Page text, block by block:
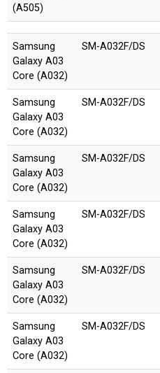
(A505)
Samsung
Galaxy A03
Core (A032)
SM-A032F/DS
Samsung
Galaxy A03
Core (A032)
SM-A032F/DS
Samsung
Galaxy A03
Core (A032)
SM-A032F/DS
Samsung
Galaxy A03
Core (A032)
SM-A032F/DS
Samsung
Galaxy A03
Core (A032)
SM-A032F/DS
Samsung
Galaxy A03
Core (A032)
SM-A032F/DS